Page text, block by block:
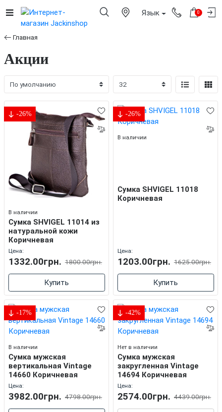
Язык 0
Главная
Акции
-26%
В наличии
Cумка SHVIGEL 11014 из
натуральной кожи
Коричневая
Цена:
1332.00грн. 1800.00грн.
Купить
-26%
В наличии
Cумка SHVIGEL 11018
Коричневая
Цена:
1203.00грн. 1625.00грн.
Купить
-17%
В наличии
Cумка мужская
вертикальная Vintage
14660 Коричневая
Цена:
3982.00грн. 4798.00грн.
-42%
Нет в наличии
Cумка мужская
закругленная Vintage
14694 Коричневая
Цена:
2574.00грн. 4439.00грн.